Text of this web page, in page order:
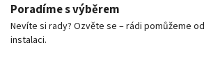
Poradíme s výběrem
Nevíte si rady? Ozvěte se – rádi pomůžeme
instalaci.